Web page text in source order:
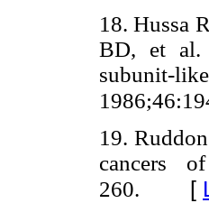
18. Hussa
BD, et al.
subunit-
19.
cancers
260. [